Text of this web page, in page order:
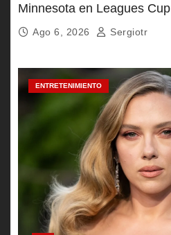
Minnesota en Leagues Cup
Ago 6, 2026 Sergiotr
ENTRETENIMIENTO